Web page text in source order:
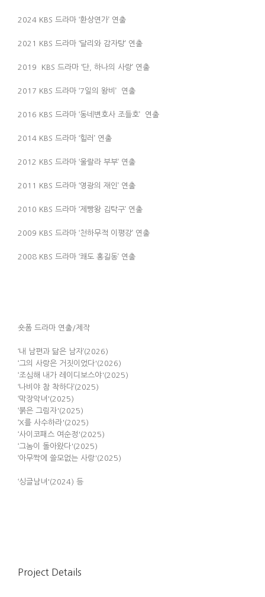
2024 KBS 드라마 ‘환상연가’ 연출
2021 KBS 드라마 ‘달리와 감자탕’ 연출
2019 KBS 드라마 ‘단, 하나의 사랑’ 연출
2017 KBS 드라마 ‘7일의 왕비’ 연출
2016 KBS 드라마 ‘동네변호사 조들호’ 연출
2014 KBS 드라마 ‘힐러’ 연출
2012 KBS 드라마 ‘울랄라 부부’ 연출
2011 KBS 드라마 ‘영광의 재인’ 연출
2010 KBS 드라마 ‘제빵왕 김탁구’ 연출
2009 KBS 드라마 ‘천하무적 이평강’ 연출
2008 KBS 드라마 ‘쾌도 홍길동’ 연출
숏폼 드라마 연출/제작
‘내 남편과 닮은 남자’(2026)
‘그의 사랑은 거짓이었다'(2026)
‘조심해 내가 레이디보스야'(2025)
‘나비야 참 착하다’(2025)
‘막장악녀'(2025)
‘붉은 그림자'(2025)
‘X를 사수하라'(2025)
‘사이코패스 여순정'(2025)
‘그놈이 돌아왔다'(2025)
‘아무짝에 쓸모없는 사랑'(2025)
‘싱글남녀'(2024) 등
Project Details